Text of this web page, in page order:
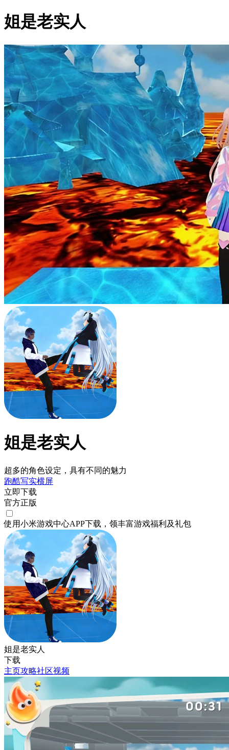
姐是老实人
姐是老实人
超多的角色设定，具有不同的魅力
跑酷写实横屏
立即下载
官方正版
使用小米游戏中心APP下载 ，领丰富游戏福利 及礼包
姐是老实人
下载
主页攻略社区视频